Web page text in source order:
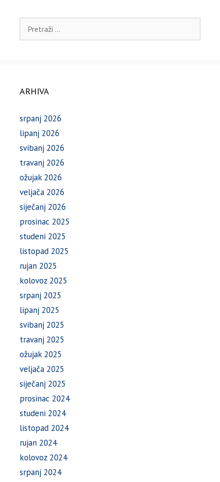
ARHIVA
srpanj 2026
lipanj 2026
svibanj 2026
travanj 2026
ožujak 2026
veljača 2026
siječanj 2026
prosinac 2025
studeni 2025
listopad 2025
rujan 2025
kolovoz 2025
srpanj 2025
lipanj 2025
svibanj 2025
travanj 2025
ožujak 2025
veljača 2025
siječanj 2025
prosinac 2024
studeni 2024
listopad 2024
rujan 2024
kolovoz 2024
srpanj 2024